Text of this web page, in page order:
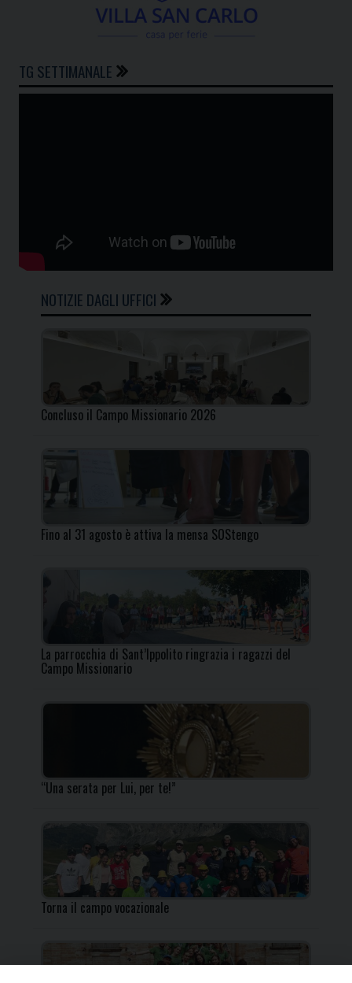
TG SETTIMANALE
NOTIZIE DAGLI UFFICI
Concluso il Campo Missionario 2026
Fino al 31 agosto è attiva la mensa SOStengo
La parrocchia di Sant’Ippolito ringrazia i ragazzi del
Campo Missionario
“Una serata per Lui, per te!”
Torna il campo vocazionale